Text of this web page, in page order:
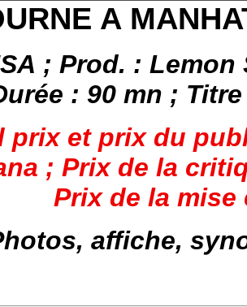
A
; Prod. :
: 90 mn ;
prix et prix du
; Prix de la
Prix de la mise
affiche,